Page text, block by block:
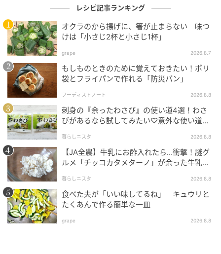
【1. 万能調味料「梅醤油」の作り方】
〈材料〉
・青梅 … 500g
・しょうゆ … 500ml（梅と同量）
〈作り方〉
① 漬け込み
消毒した保存瓶に青梅を入れ、上からしょうゆを注ぎ
入れます。
梅が空気に触れて乾かないよう、表面をガーゼで覆い
ます。
② 保存・完成
レシピ記事ランキング
オクラのから揚げに、箸が止まらない 味つ
けは「小さじ2杯と小さじ1杯」
grape 2026.8.7
もしものときのために覚えておきたい！ポリ
袋とフライパンで作れる「防災パン」
フーディストノート 2026.8.8
刺身の『余ったわさび』の使い道4選！わさ
びがあるなら試してみたい♡意外な使い道を
暮らしニスタ 2026.8.8
【JA全農】牛乳にお酢入れたら…衝撃！謎グ
ルメ「チッコカタメターノ」が余った牛乳の
暮らしニスタ 2026.8.8
食べた夫が「いい味してるね」 キュウリと
たくあんで作る簡単な一皿
grape 2026.8.8